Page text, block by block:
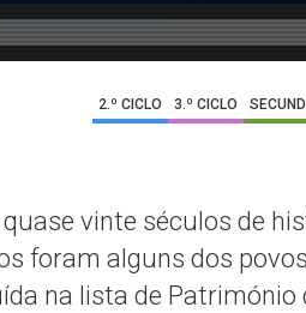
2.º CICLO 3.º CICLO
vinte séculos de
foram alguns dos
na lista de Património